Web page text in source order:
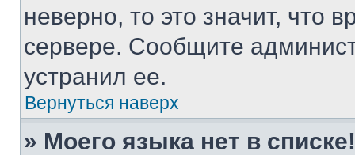
неверно, то это значит, что
сервере. Сообщите
устранил ее.
Вернуться наверх
» Моего языка нет в списке!